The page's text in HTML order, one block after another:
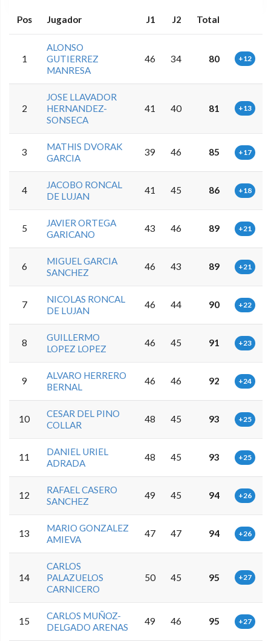
Pos Jugador J1 J2 Total
1
ALONSO
GUTIERREZ
MANRESA
46 34 80 +12
2
JOSE LLAVADOR
HERNANDEZ-
SONSECA
41 40 81 +13
3
MATHIS DVORAK
GARCIA
39 46 85 +17
4
JACOBO RONCAL
DE LUJAN
41 45 86 +18
5
JAVIER ORTEGA
GARICANO
43 46 89 +21
6
MIGUEL GARCIA
SANCHEZ
46 43 89 +21
7
NICOLAS RONCAL
DE LUJAN
46 44 90 +22
8
GUILLERMO
LOPEZ LOPEZ
46 45 91 +23
9
ALVARO HERRERO
BERNAL
46 46 92 +24
10
CESAR DEL PINO
COLLAR
48 45 93 +25
11
DANIEL URIEL
ADRADA
48 45 93 +25
12
RAFAEL CASERO
SANCHEZ
49 45 94 +26
13
MARIO GONZALEZ
AMIEVA
47 47 94 +26
14
CARLOS
PALAZUELOS
CARNICERO
50 45 95 +27
15
CARLOS MUÑOZ-
DELGADO ARENAS
49 46 95 +27